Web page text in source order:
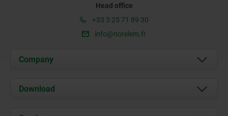
Head office
+33 3 25 71 89 30
info@norelem.fr
Company
About us
Download